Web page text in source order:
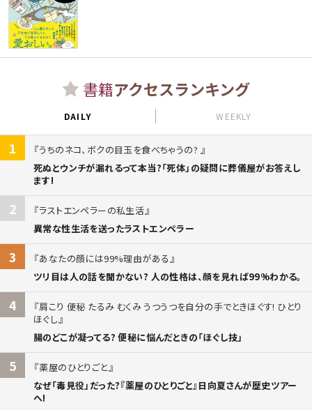
書籍アクセスランキング
DAILY WEEKLY
1
うちのネコ、ボクの目玉を食べちゃうの?
死ぬとウンチが漏れるって本当?「死体」の疑問に葬儀屋がお答えし
ます!
2
ラストエンペラーの私生活
異常な性生活を送ったラストエンペラー
3
あなたの顔には99%理由がある
ツリ目は人の話を聞かない? 人の性格は、顔を見れば99%わかる。
4
肩こり 便秘 たるみ むくみ うつうつを自分の手でときほぐす! ひとり
ほぐし
腸のどこが凝ってる? 便秘に悩んだときの「ほぐし技」
5
薬屋のひとりごと
なぜ「毒見役」だった?『薬屋のひとりごと』日向夏さんが歴史ツアー
へ!